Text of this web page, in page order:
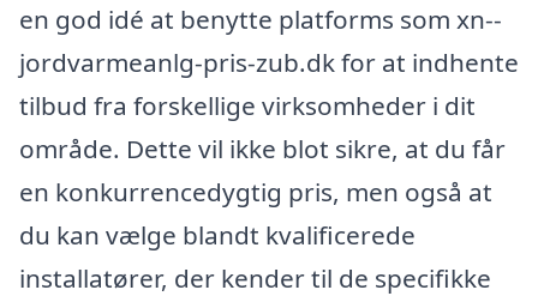
en god idé at benytte platforms som xn--
jordvarmeanlg-pris-zub.dk for at indhente
tilbud fra forskellige virksomheder i dit
område. Dette vil ikke blot sikre, at du får
en konkurrencedygtig pris, men også at
du kan vælge blandt kvalificerede
installatører, der kender til de specifikke